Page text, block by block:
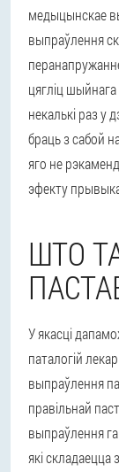
медыцынскае
выпраўлення
цягліц
некалькі раз у
браць з сабой
яго не
эфекту
ШТО
У якасці
паталогій
выпраўлення
правільнай
выпраўлення
які